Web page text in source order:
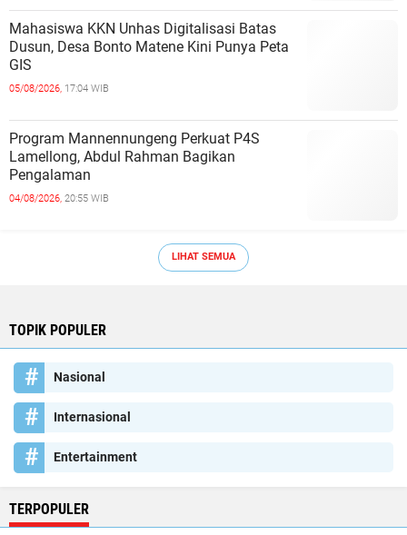
Mahasiswa KKN Unhas Digitalisasi Batas
Dusun, Desa Bonto Matene Kini Punya Peta
GIS
05/08/2026, 17:04 WIB
Program Mannennungeng Perkuat P4S
Lamellong, Abdul Rahman Bagikan
Pengalaman
04/08/2026, 20:55 WIB
LIHAT SEMUA
TOPIK POPULER
Nasional
Internasional
Entertainment
TERPOPULER